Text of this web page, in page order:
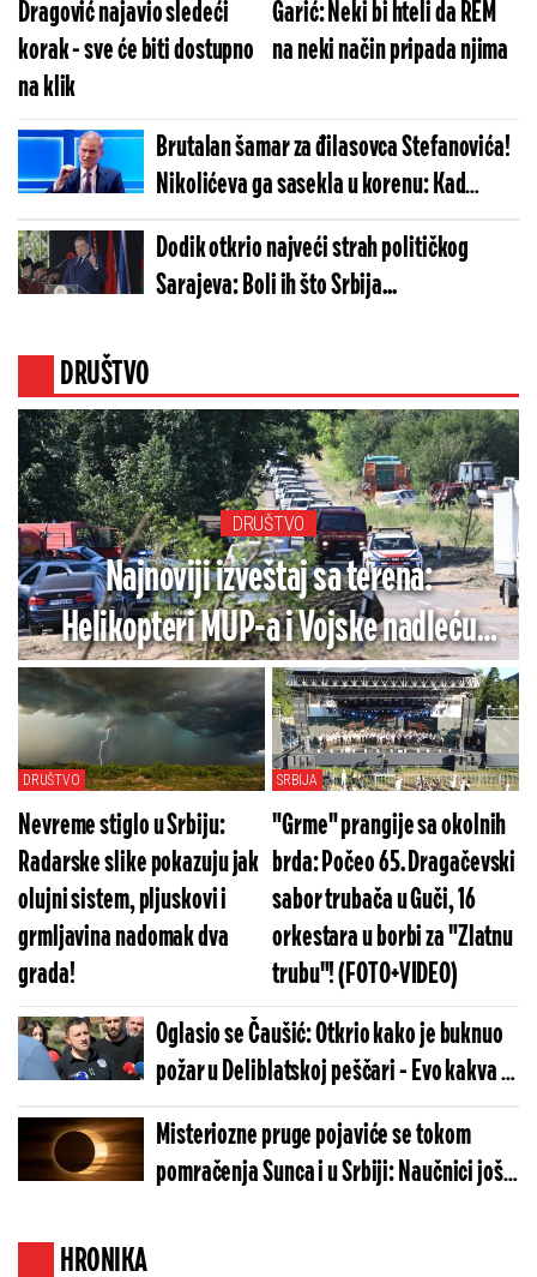
Dragović najavio sledeći
korak - sve će biti dostupno
na klik
Garić: Neki bi hteli da REM
na neki način pripada njima
Brutalan šamar za đilasovca Stefanovića!
Nikolićeva ga sasekla u korenu: Kad
ponestane argumenata, prizovu se Neron,
apokalipsa i propast Srbije
Dodik otkrio najveći strah političkog
Sarajeva: Boli ih što Srbija...
DRUŠTVO
DRUŠTVO
Najnoviji izveštaj sa terena:
Helikopteri MUP-a i Vojske nadleću
vatrenu stihiju, gori na 6 lokacija u
Srbiji!
DRUŠTVO
Nevreme stiglo u Srbiju:
Radarske slike pokazuju jak
olujni sistem, pljuskovi i
grmljavina nadomak dva
grada!
SRBIJA
"Grme" prangije sa okolnih
brda: Počeo 65. Dragačevski
sabor trubača u Guči, 16
orkestara u borbi za "Zlatnu
trubu"! (FOTO+VIDEO)
Oglasio se Čaušić: Otkrio kako je buknuo
požar u Deliblatskoj peščari - Evo kakva je
trenutna situacija
Misteriozne pruge pojaviće se tokom
pomračenja Sunca i u Srbiji: Naučnici još
HRONIKA